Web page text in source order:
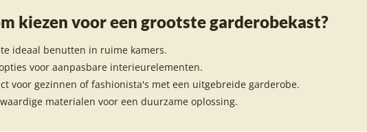
kiezen voor een grootste garderobekast?
ideaal benutten in ruime kamers.
voor aanpasbare interieurelementen.
voor gezinnen of fashionista's met een uitgebreide garderobe.
materialen voor een duurzame oplossing.